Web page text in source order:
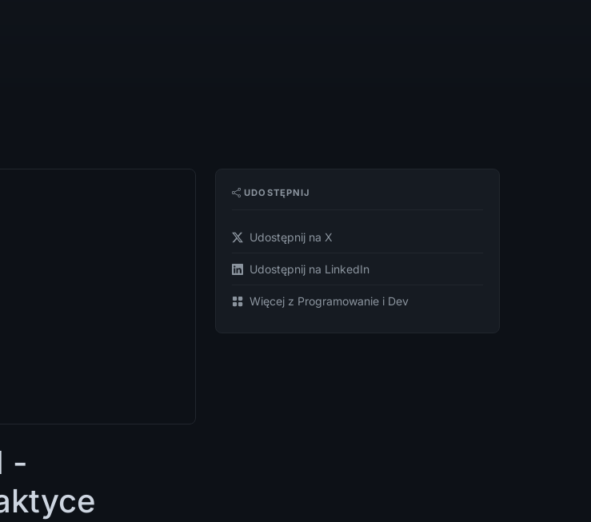
-
UDOSTĘPNIJ
Udostępnij na X
Udostępnij na LinkedIn
Więcej z Programowanie i Dev